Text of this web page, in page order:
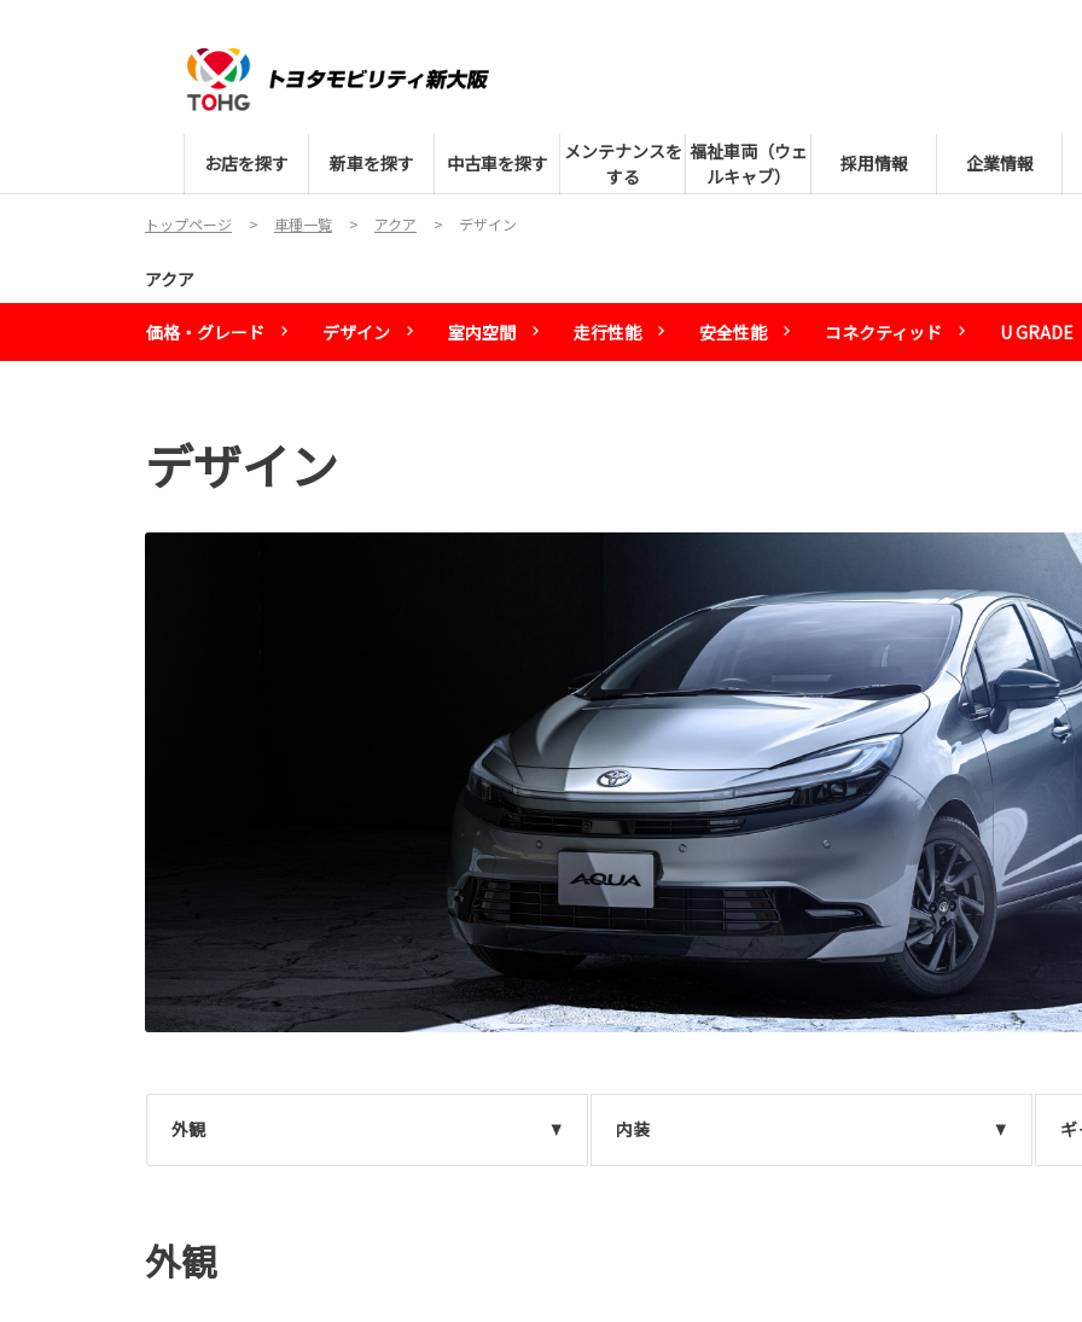
お店を探す 新車を探す 中古車を探す
メンテナンスを
する
福祉車両（ウェ
ルキャブ）
採用情報 企業情報
トップページ 車種一覧 アクア デザイン
アクア
価格・グレード デザイン 室内空間 走行性能 安全性能 コネクティッド U GRADE
デザイン
外観 内装
外観